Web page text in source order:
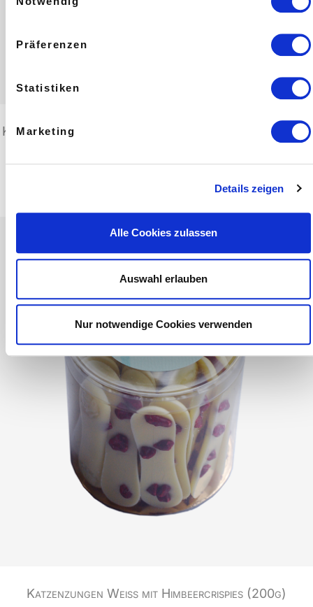
Präferenzen
Statistiken
Marketing
Details zeigen
Alle Cookies zulassen
Auswahl erlauben
Nur notwendige Cookies verwenden
Katzenzungen Dunkle 62% mit Kakaonibs (200g) vegan
Katzenzungen Weiß mit Himbeercrispies (200g)